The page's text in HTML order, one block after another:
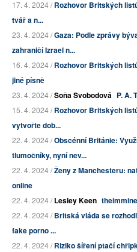
17. 4. 2024 /Rozhovor Britských
tvář a n...
23. 4. 2024 /Gaza: Podle zprávy
zahraničí Izrael n...
16. 4. 2024 /Rozhovor Britských
jiné písně
23. 4. 2024 /Soňa Svobodová P. A.
15. 4. 2024 /Rozhovor Britských
vytvořte dob...
22. 4. 2024 /Obscénní Británie:
tlumočníky, nyní nev...
22. 4. 2024 /Ženy z Manchesteru:
online
22. 4. 2024 /Lesley Keen
22. 4. 2024 /Britská vláda se
fake porno ...
22. 4. 2024 /Riziko šíření ptačí